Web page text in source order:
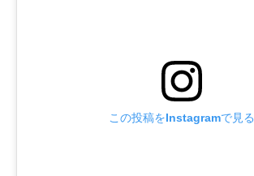
この投稿をInstagramで見る